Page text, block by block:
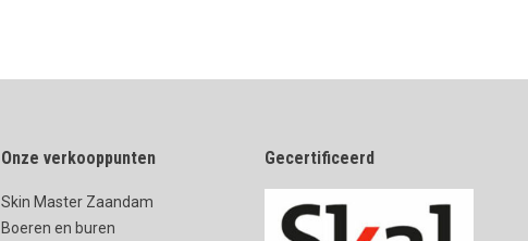
Onze verkooppunten
Skin Master Zaandam
Boeren en buren
Gecertificeerd